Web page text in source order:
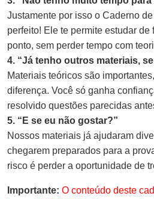
Justamente por isso o Caderno
perfeito! Ele te permite estudar
ponto, sem perder tempo com
4. “Já tenho outros materiais,
Materiais teóricos são
diferença. Você só ganha
resolvido questões parecidas
5. “E se eu não gostar?”
Nossos materiais já ajudaram
chegarem preparados para a
risco é perder a oportunidade de
Importante: O conteúdo deste